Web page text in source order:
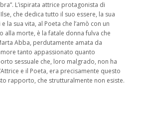
L’ispirata attrice protagonista di
che dedica tutto il suo essere, la sua
la sua vita, al Poeta che l’amò con un
alla morte, è la fatale donna fulva che
Abba, perdutamente amata da
tanto appassionato quanto
sessuale che, loro malgrado, non ha
e il Poeta, era precisamente questo
rapporto, che strutturalmente non esiste.